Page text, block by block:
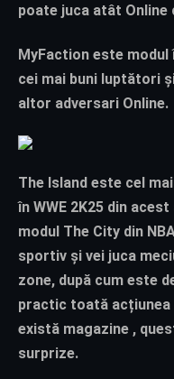
poate juca atât Online
MyFaction este modul
cei mai buni luptători
altor adversari Online.
The Island este cel
în WWE 2K25 din
modul The City din
sportiv și vei juca
zone, după cum este
practic toată acțiunea
există magazine ,
surprize.